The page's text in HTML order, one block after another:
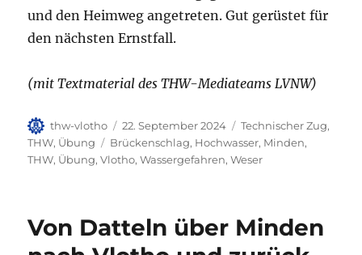
und den Heimweg angetreten. Gut gerüstet für
den nächsten Ernstfall.
(mit Textmaterial des THW-Mediateams LVNW)
Autor
thw-vlotho
Veröffentlicht
am
22. September 2024 Kategorien
Technischer Zug,
THW, Übung Schlagwörter
Brückenschlag, Hochwasser, Minden,
THW, Übung,Vlotho,Wassergefahren,Weser
Von Datteln über Minden